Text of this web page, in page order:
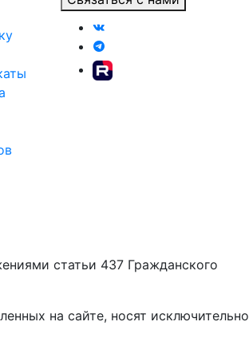
статьи 437 Гражданского
на сайте, носят исключительно